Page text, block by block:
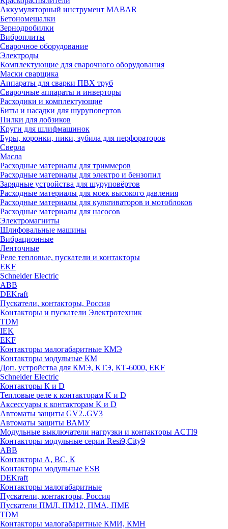
Аккумуляторный инструмент MABAR
Бетономешалки
Зернодробилки
Виброплиты
Сварочное оборудование
Электроды
Комплектующие для сварочного оборудования
Маски сварщика
Аппараты для сварки ПВХ труб
Сварочные аппараты и инверторы
Расходики и комплектующие
Биты и насадки для шуруповертов
Пилки для лобзиков
Круги для шлифмашинок
Буры, коронки, пики, зубила для перфораторов
Сверла
Масла
Расходные материалы для триммеров
Расходные материалы для электро и бензопил
Зарядные устройства для шуруповёртов
Расходные материалы для моек высокого давления
Расходные материалы для культиваторов и мотоблоков
Расходные материалы для насосов
Электромагниты
Шлифовальные машины
Вибрационные
Ленточные
Реле тепловые, пускатели и контакторы
EKF
Schneider Electric
ABB
DEKraft
Пускатели, контакторы, Россия
Контакторы и пускатели Электротехник
TDM
IEK
EKF
Контакторы малогабаритные КМЭ
Контакторы модульные КМ
Доп. устройства для КМЭ, КТЭ, КТ-6000, EKF
Schneider Electric
Контакторы К и D
Тепловые реле к контакторам K и D
Аксессуары к контакторам K и D
Автоматы защиты GV2..GV3
Автоматы защиты ВАМУ
Модульные выключатели нагрузки и контакторы ACTI9
Контакторы модульные серии Resi9,City9
ABB
Контакторы А, ВС, К
Контакторы модульные ESB
DEKraft
Контакторы малогабаритные
Пускатели, контакторы, Россия
Пускатели ПМЛ, ПМ12, ПМА, ПМЕ
TDM
Контакторы малогабаритные КМИ, КМН